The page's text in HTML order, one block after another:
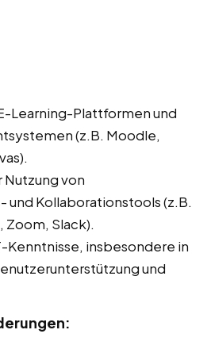
Learning-Plattformen und
(z.B. Moodle,
Nutzung von
und Kollaborationstools (z.B.
Zoom, Slack).
Kenntnisse, insbesondere in
und